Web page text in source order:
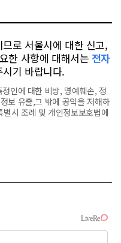
로 서울시에 대한 신고,
한 사항에 대해서는 전자
기 바랍니다.
인에 대한 비방, 명예훼손, 정
보 유출,그 밖에 공익을 저해하
시 조례 및 개인정보보호법에